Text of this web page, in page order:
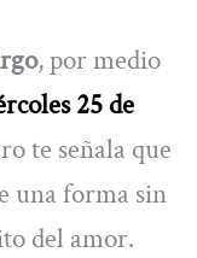
, por medio
25 de
te señala que
una forma sin
del amor.